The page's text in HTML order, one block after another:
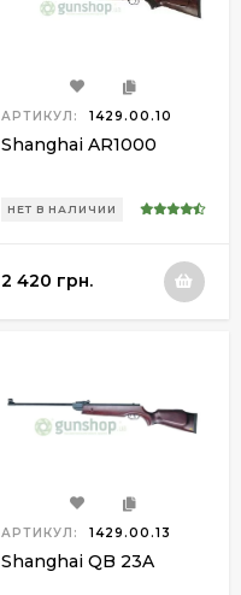
АРТИКУЛ: 1429.00.10
Shanghai AR1000
НЕТ В НАЛИЧИИ
2 420 грн.
АРТИКУЛ: 1429.00.13
Shanghai QB 23A